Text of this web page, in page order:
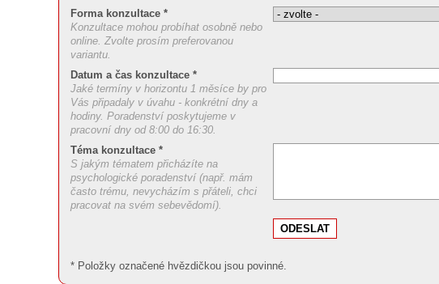
Forma konzultace *
Konzultace mohou probíhat osobně nebo
online. Zvolte prosím preferovanou
variantu.
Datum a čas konzultace *
Jaké termíny v horizontu 1 měsíce by pro
Vás připadaly v úvahu - konkrétní dny a
hodiny. Poradenství poskytujeme v
pracovní dny od 8:00 do 16:30.
Téma konzultace *
S jakým tématem přicházíte na
psychologické poradenství (např. mám
často trému, nevycházím s přáteli, chci
pracovat na svém sebevědomí).
* Položky označené hvězdičkou jsou povinné.